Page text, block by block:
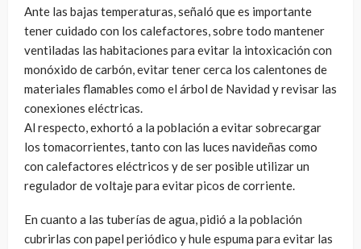
Ante las bajas temperaturas, señaló que es importante
tener cuidado con los calefactores, sobre todo mantener
ventiladas las habitaciones para evitar la intoxicación con
monóxido de carbón, evitar tener cerca los calentones de
materiales flamables como el árbol de Navidad y revisar las
conexiones eléctricas.
Al respecto, exhortó a la población a evitar sobrecargar
los tomacorrientes, tanto con las luces navideñas como
con calefactores eléctricos y de ser posible utilizar un
regulador de voltaje para evitar picos de corriente.
En cuanto a las tuberías de agua, pidió a la población
cubrirlas con papel periódico y hule espuma para evitar las